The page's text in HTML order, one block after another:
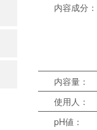
内容成分：
内容量：
使用人：
pH値：